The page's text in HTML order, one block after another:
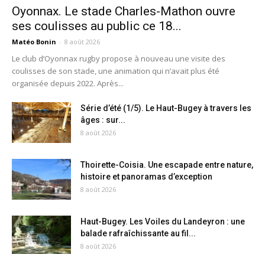
Oyonnax. Le stade Charles-Mathon ouvre
ses coulisses au public ce 18...
Matéo Bonin - 8 août 2026
Le club d’Oyonnax rugby propose à nouveau une visite des
coulisses de son stade, une animation qui n’avait plus été
organisée depuis 2022. Après...
Série d’été (1/5). Le Haut-Bugey à travers les
âges : sur...
8 août 2026
Thoirette-Coisia. Une escapade entre nature,
histoire et panoramas d’exception
8 août 2026
Haut-Bugey. Les Voiles du Landeyron : une
balade rafraîchissante au fil...
8 août 2026